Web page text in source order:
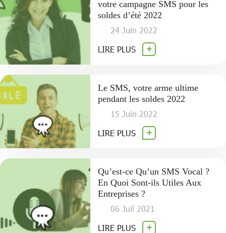
votre campagne SMS pour les
soldes d’été 2022
24 Juin 2022
LIRE PLUS
Le SMS, votre arme ultime
pendant les soldes 2022
15 Juin 2022
LIRE PLUS
Qu’est-ce Qu’un SMS Vocal ?
En Quoi Sont-ils Utiles Aux
Entreprises ?
06 Juil 2021
LIRE PLUS